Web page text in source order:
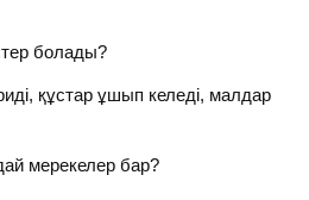
болады?
құстар ұшып келеді, малдар
мерекелер бар?